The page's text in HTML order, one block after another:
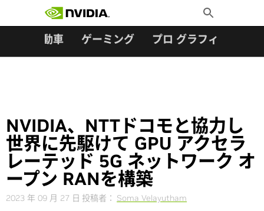
Toggle
Search
自動車 ゲーミング プロ グラフィックス
NVIDIA、NTTドコモと協力し
世界に先駆けて GPU アクセラ
レーテッド 5G ネットワーク オ
ープン RANを構築
2023 年 09 月 27 日 投稿者： Soma Velayutham